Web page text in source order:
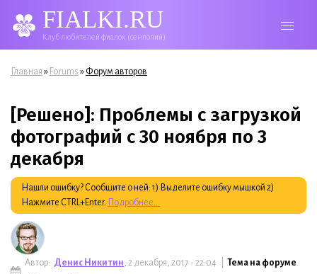
FIALKI.RU
Клуб любителей фиалок (сенполий)
Вы здесь
Главная » Forums » Форум авторов
[Решено]: Проблемы с загрузкой
фотографий с 30 ноября по 3
декабря
Нашли ошибку? Сообщите о ней: 1) Выделите ошибку мышкой 2)
Нажмите CTRL+Enter. Подробнее...
Автор: Денис Никитин, 2 декабря, 2017 - 22:04 | Тема на форуме